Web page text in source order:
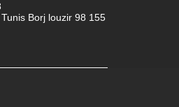
Borj louzir 98 155